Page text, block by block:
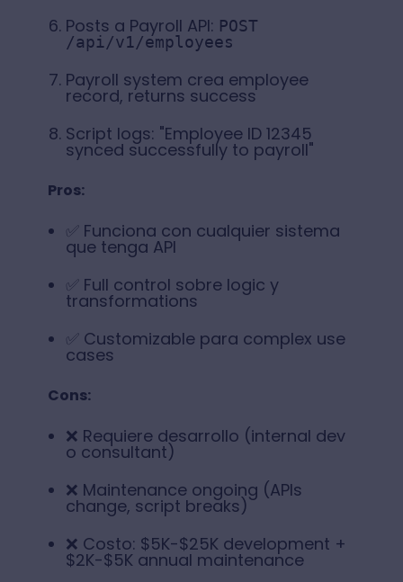
Posts a Payroll API: POST
/api/v1/employees
Payroll system crea employee
record, returns success
Script logs: "Employee ID 12345
synced successfully to payroll"
Pros:
✅ Funciona con cualquier sistema
que tenga API
✅ Full control sobre logic y
transformations
✅ Customizable para complex use
cases
Cons:
❌ Requiere desarrollo (internal dev
o consultant)
❌ Maintenance ongoing (APIs
change, script breaks)
❌ Costo: $5K-$25K development +
$2K-$5K annual maintenance